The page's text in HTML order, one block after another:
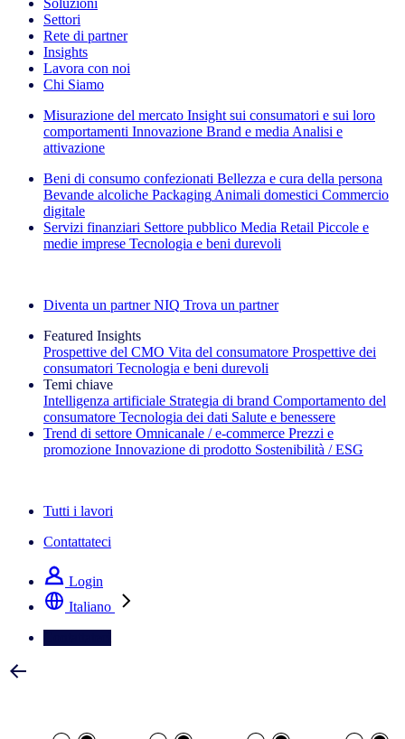
Soluzioni
Settori
Rete di partner
Insights
Lavora con noi
Chi Siamo
Misurazione del mercato Insight sui consumatori e sui loro
comportamenti Innovazione Brand e media Analisi e
attivazione
Beni di consumo confezionati Bellezza e cura della persona
Bevande alcoliche Packaging Animali domestici Commercio
digitale
Servizi finanziari Settore pubblico Media Retail Piccole e
medie imprese Tecnologia e beni durevoli
Diventa un partner NIQ Trova un partner
Featured Insights
Prospettive del CMO Vita del consumatore Prospettive dei
consumatori Tecnologia e beni durevoli
Temi chiave
Intelligenza artificiale Strategia di brand Comportamento del
consumatore Tecnologia dei dati Salute e benessere
Trend di settore Omnicanale / e‑commerce Prezzi e
promozione Innovazione di prodotto Sostenibilità / ESG
Tutti i lavori
Contattateci
Login
Italiano